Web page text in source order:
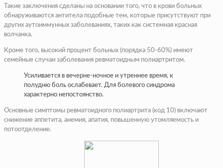
Такие заключения сделаны на основании того, что в крови больных
обнаруживаются антитела подобные тем, которые присутствуют при
других аутоиммунных заболеваниях, таких как системная красная
волчанка.
Кроме того, высокий процент больных (порядка 50-60%) имеют
семейные случаи заболевания ревматоидным полиартритом.
Усиливается в вечерне-ночное и утреннее время, к
полудню боль ослабевает. Для болевого синдрома
характерно непостоянство.
Основные симптомы ревматоидного полиартрита (код 10) включают
снижение аппетита, анемия, апатия, повышенную утомляемость и
потоотделение.